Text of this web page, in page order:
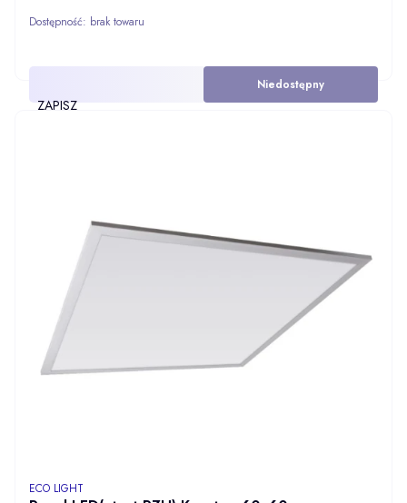
Dostępność: brak towaru
ZAPISZ
Niedostępny
PRODUCENT
ECO LIGHT